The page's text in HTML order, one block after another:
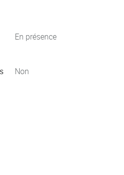
En présence
Non